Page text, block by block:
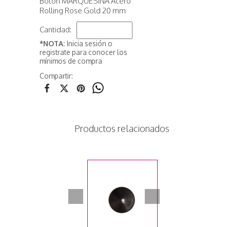
Rolling Rose Gold 20 mm
Cantidad:
*NOTA: Inicia sesión o
registrate para conocer los
mínimos de compra
Compartir:
Productos relacionados